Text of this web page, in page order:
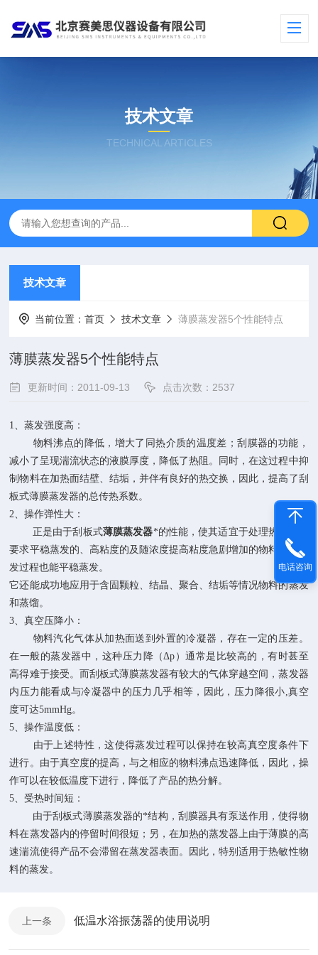
技术文章
TECHNICAL ARTICLES
技术文章
当前位置：首页 技术文章 薄膜蒸发器5个性能特点
薄膜蒸发器5个性能特点
更新时间：2011-09-13 点击次数：2537
1、蒸发强度高：
物料沸点的降低，增大了同热介质的温度差；刮膜器的功能，
减小了呈现湍流状态的液膜厚度，降低了热阻。同时，在这过程中抑
制物料在加热面结壁、结垢，并伴有良好的热交换，因此，提高了刮
板式薄膜蒸发器的总传热系数。
2、操作弹性大：
正是由于刮板式薄膜蒸发器*的性能，使其适宜于处理热敏性和
要求平稳蒸发的、高粘度的及随浓度提高粘度急剧增加的物料，其蒸
发过程也能平稳蒸发。
它还能成功地应用于含固颗粒、结晶、聚合、结垢等情况物料的蒸发
和蒸馏。
3、真空压降小：
物料汽化气体从加热面送到外置的冷凝器，存在一定的压差。
在一般的蒸发器中，这种压力降（Δp ）通常是比较高的，有时甚至
高得难于接受。而刮板式薄膜蒸发器有较大的气体穿越空间，蒸发器
内压力能看成与冷凝器中的压力几乎相等，因此，压力降很小,真空
度可达5mmHg。
5、操作温度低：
由于上述特性，这使得蒸发过程可以保持在较高真空度条件下
进行。由于真空度的提高，与之相应的物料沸点迅速降低，因此，操
作可以在较低温度下进行，降低了产品的热分解。
5、受热时间短：
由于刮板式薄膜蒸发器的*结构，刮膜器具有泵送作用，使得物
料在蒸发器内的停留时间很短；另，在加热的蒸发器上由于薄膜的高
速湍流使得产品不会滞留在蒸发器表面。因此，特别适用于热敏性物
料的蒸发。
上一条 低温水浴振荡器的使用说明
电话咨询